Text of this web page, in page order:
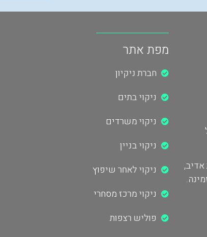
מפת אתר
חברת ניקיון
ניקוי בתים
ניקוי משרדים
ניקוי בניין
ניקוי לאחר שיפוץ
ניקוי מרכז מסחרי
פוליש רצפות